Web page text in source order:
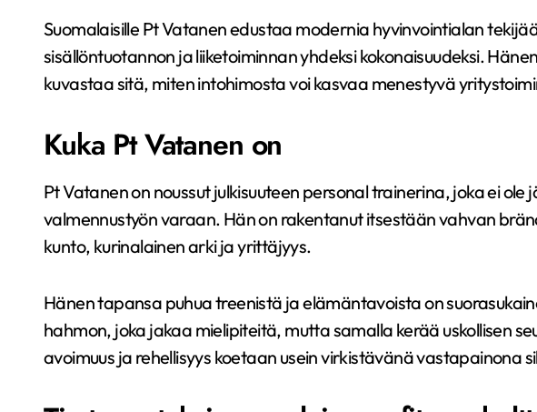
Suomalaisille Pt Vatanen edustaa modernia hyvinvointialan
sisällöntuotannon ja liiketoiminnan yhdeksi kokonaisuudeksi.
kuvastaa sitä, miten intohimosta voi kasvaa menestyvä
Kuka Pt Vatanen on
Pt Vatanen on noussut julkisuuteen personal trainerina, joka ei
valmennustyön varaan. Hän on rakentanut itsestään vahvan
kunto, kurinalainen arki ja yrittäjyys.
Hänen tapansa puhua treenistä ja elämäntavoista on
hahmon, joka jakaa mielipiteitä, mutta samalla kerää uskollisen
avoimuus ja rehellisyys koetaan usein virkistävänä vastapainona